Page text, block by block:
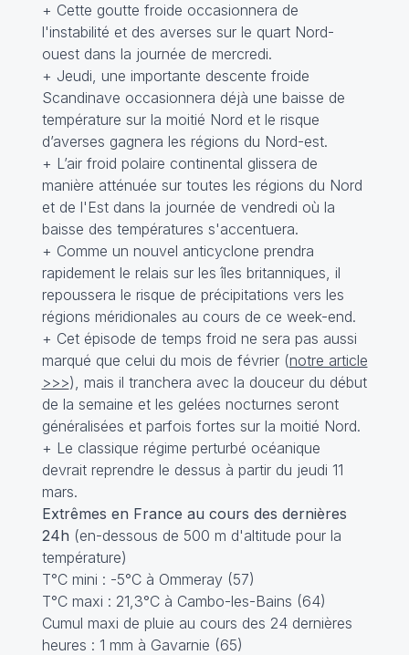
+ Cette goutte froide occasionnera de
l'instabilité et des averses sur le quart Nord-
ouest dans la journée de mercredi.
+ Jeudi, une importante descente froide
Scandinave occasionnera déjà une baisse de
température sur la moitié Nord et le risque
d’averses gagnera les régions du Nord-est.
+ L’air froid polaire continental glissera de
manière atténuée sur toutes les régions du Nord
et de l'Est dans la journée de vendredi où la
baisse des températures s'accentuera.
+ Comme un nouvel anticyclone prendra
rapidement le relais sur les îles britanniques, il
repoussera le risque de précipitations vers les
régions méridionales au cours de ce week-end.
+ Cet épisode de temps froid ne sera pas aussi
marqué que celui du mois de février (notre article
>>>), mais il tranchera avec la douceur du début
de la semaine et les gelées nocturnes seront
généralisées et parfois fortes sur la moitié Nord.
+ Le classique régime perturbé océanique
devrait reprendre le dessus à partir du jeudi 11
mars.
Extrêmes en France au cours des dernières
24h (en-dessous de 500 m d'altitude pour la
température)
T°C mini : -5°C à Ommeray (57)
T°C maxi : 21,3°C à Cambo-les-Bains (64)
Cumul maxi de pluie au cours des 24 dernières
heures : 1 mm à Gavarnie (65)